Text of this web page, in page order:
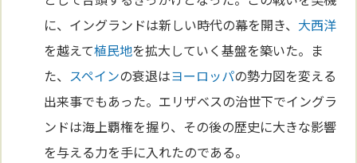
に、イングランドは新しい時代の幕を開き、 大西洋
を越えて植民地を拡大していく基盤を築いた。ま
た、 スペインの衰退はヨーロッパの勢力図を変える
出来事でもあった。エリザベスの治世下でイングラ
ンドは海上覇権を握り、その後の歴史に大きな影響
を与える力を手に入れたのである。